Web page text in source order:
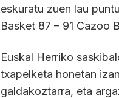
eskuratu zuen lau
Basket 87 – 91 Cazoo
Euskal Herriko
txapelketa honetan
galdakoztarra, eta